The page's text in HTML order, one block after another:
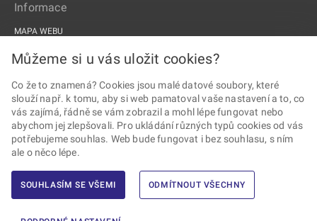
Informace
MAPA WEBU
PROHLÁŠENÍ O PŘÍSTUPNOSTI
PROJEKTY EU
Sledujte Drážní úřad
Můžeme si u vás uložit cookies?
Co že to znamená? Cookies jsou malé datové soubory, které
slouží např. k tomu, aby si web pamatoval vaše nastavení a to, co
vás zajímá, řádně se vám zobrazil a mohl lépe fungovat nebo
abychom jej zlepšovali. Pro ukládání různých typů cookies od vás
potřebujeme souhlas. Web bude fungovat i bez souhlasu, s ním
ale o něco lépe.
SOUHLASÍM SE VŠEMI ODMÍTNOUT VŠECHNY